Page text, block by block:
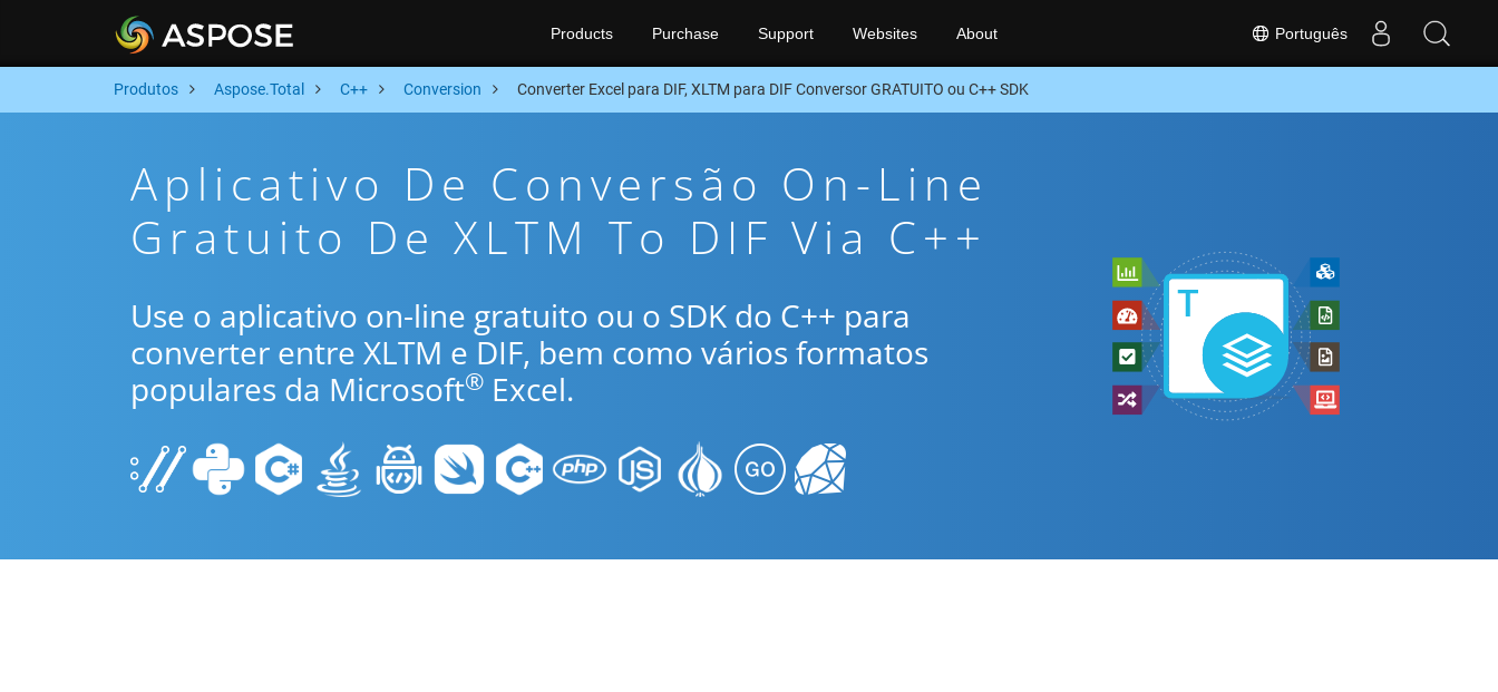
Português
Products Purchase Support Websites About
Produtos Aspose.Total C++ Conversion Converter Excel para DIF, XLTM para DIF Conversor GRATUITO ou C++ SDK
Aplicativo De Conversão On-Line
Gratuito De XLTM To DIF Via C++
Use o aplicativo on-line gratuito ou o SDK do C++ para
converter entre XLTM e DIF, bem como vários formatos
populares da Microsoft® Excel.